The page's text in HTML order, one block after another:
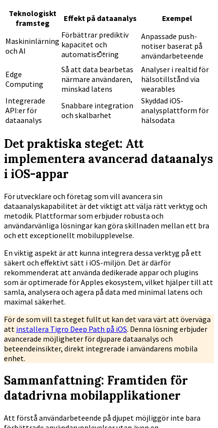
Teknologiskt
framsteg
Effekt på dataanalys Exempel
Maskininlärning
och AI
Förbättrar prediktiv
kapacitet och
automatisಲೀring
Anpassade push-
notiser baserat på
användarbeteende
Edge
Computing
Så att data bearbetas
närmare användaren,
minskad latens
Analyser i realtid för
hälsotillstånd via
wearables
Integrerade
API:er för
dataanalys
Snabbare integration
och skalbarhet
Skyddad iOS-
analysplattform för
hälsodata
Det praktiska steget: Att
implementera avancerad dataanalys
i iOS-appar
För utvecklare och företag som vill avancera sin
dataanalyskapabilitet är det viktigt att välja rätt verktyg och
metodik. Plattformar som erbjuder robusta och
användarvänliga lösningar kan göra skillnaden mellan ett bra
och ett exceptionellt mobilupplevelse.
En viktig aspekt är att kunna integrera dessa verktyg på ett
säkert och effektivt sätt i iOS-miljön. Det är därför
rekommenderat att använda dedikerade appar och plugins
som är optimerade för Apples ekosystem, vilket hjälper till att
samla, analysera och agera på data med minimal latens och
maximal säkerhet.
För de som vill ta steget fullt ut kan det vara värt att överväga
att installera Tigro Deep Path på iOS. Denna lösning erbjuder
avancerade möjligheter för djupare dataanalys och
beteendeinsikter, direkt integrerade i användarens mobila
enhet.
Sammanfattning: Framtiden för
datadrivna mobilapplikationer
Att förstå användarbeteende på djupet möjliggör inte bara